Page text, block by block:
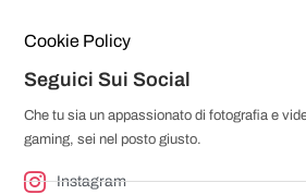
Cookie Policy
Seguici Sui Social
Che tu sia un appassionato di fotografia e
gaming, sei nel posto giusto.
Instagram